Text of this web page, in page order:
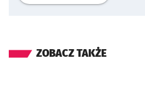
ZOBACZ TAKŻE